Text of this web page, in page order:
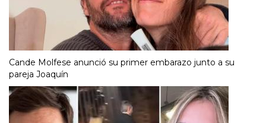
Cande Molfese anunció su primer embarazo junto a su
pareja Joaquín